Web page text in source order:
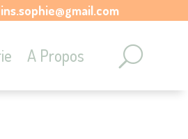
A Propos